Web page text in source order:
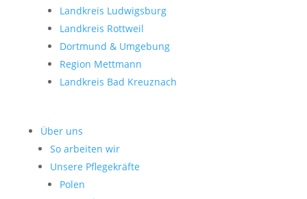
Landkreis Ludwigsburg
Landkreis Rottweil
Dortmund & Umgebung
Region Mettmann
Landkreis Bad Kreuznach
Über uns
So arbeiten wir
Unsere Pflegekräfte
Polen